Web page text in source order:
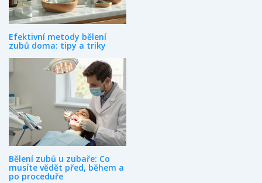
Efektivní metody bělení
zubů doma: tipy a triky
Bělení zubů u zubaře: Co
musíte vědět před, během a
po proceduře